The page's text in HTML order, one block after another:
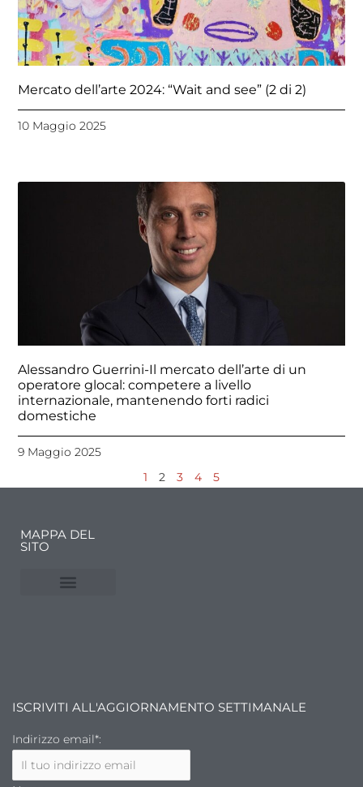
Mercato dell’arte 2024: “Wait and see” (2 di 2)
10 Maggio 2025
Alessandro Guerrini-Il mercato dell’arte di un
operatore glocal: competere a livello
internazionale, mantenendo forti radici
domestiche
9 Maggio 2025
1 2 3 4 5
MAPPA DEL
SITO
ISCRIVITI ALL'AGGIORNAMENTO SETTIMANALE
Indirizzo email*: